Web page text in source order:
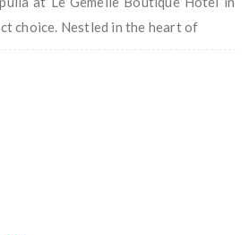
choice. Nestled in the heart of